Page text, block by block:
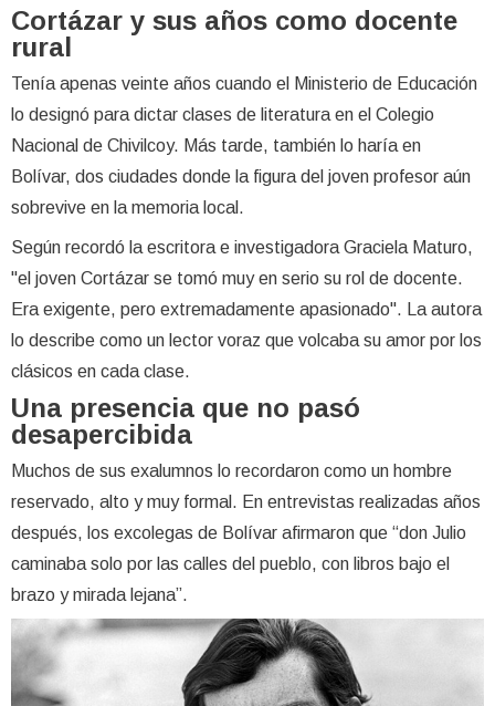
Cortázar y sus años como docente
rural
Tenía apenas veinte años cuando el Ministerio de Educación
lo designó para dictar clases de literatura en el Colegio
Nacional de Chivilcoy. Más tarde, también lo haría en
Bolívar, dos ciudades donde la figura del joven profesor aún
sobrevive en la memoria local.
Según recordó la escritora e investigadora Graciela Maturo,
"el joven Cortázar se tomó muy en serio su rol de docente.
Era exigente, pero extremadamente apasionado". La autora
lo describe como un lector voraz que volcaba su amor por los
clásicos en cada clase.
Una presencia que no pasó
desapercibida
Muchos de sus exalumnos lo recordaron como un hombre
reservado, alto y muy formal. En entrevistas realizadas años
después, los excolegas de Bolívar afirmaron que “don Julio
caminaba solo por las calles del pueblo, con libros bajo el
brazo y mirada lejana”.